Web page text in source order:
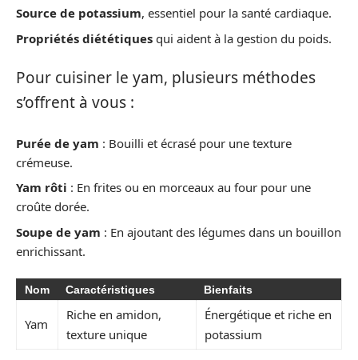
Source de potassium, essentiel pour la santé cardiaque.
Propriétés diététiques qui aident à la gestion du poids.
Pour cuisiner le yam, plusieurs méthodes
s’offrent à vous :
Purée de yam : Bouilli et écrasé pour une texture
crémeuse.
Yam rôti : En frites ou en morceaux au four pour une
croûte dorée.
Soupe de yam : En ajoutant des légumes dans un bouillon
enrichissant.
Nom Caractéristiques Bienfaits
Yam
Riche en amidon,
texture unique
Énergétique et riche en
potassium